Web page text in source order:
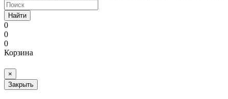
Найти
0
0
0
Корзина
×
Закрыть